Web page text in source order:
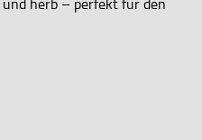
herb – perfekt für den